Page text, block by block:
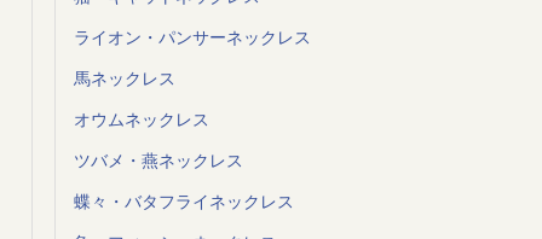
ライオン・パンサーネックレス
馬ネックレス
オウムネックレス
ツバメ・燕ネックレス
蝶々・バタフライネックレス